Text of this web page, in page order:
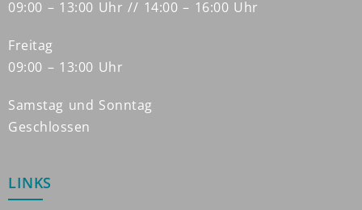
09:00 – 13:00 Uhr // 14:00 – 16:00 Uhr
Freitag
09:00 – 13:00 Uhr
Samstag und Sonntag
Geschlossen
LINKS